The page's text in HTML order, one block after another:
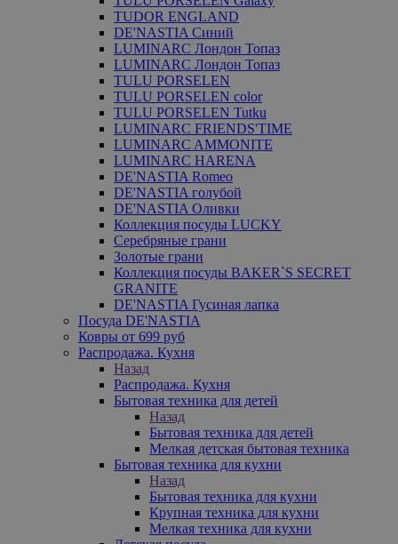
TUDOR ENGLAND
DE'NASTIA Синий
LUMINARC Лондон Топаз
LUMINARC Лондон Топаз
TULU PORSELEN
TULU PORSELEN color
TULU PORSELEN Tutku
LUMINARC FRIENDS'TIME
LUMINARC AMMONITE
LUMINARC HARENA
DE'NASTIA Romeo
DE'NASTIA голубой
DE'NASTIA Оливки
Коллекция посуды LUCKY
Серебряные грани
Золотые грани
Коллекция посуды BAKER`S SECRET
GRANITE
DE'NASTIA Гусиная лапка
Посуда DE'NASTIA
Ковры от 699 руб
Распродажа. Кухня
Назад
Распродажа. Кухня
Бытовая техника для детей
Назад
Бытовая техника для детей
Мелкая детская бытовая техника
Бытовая техника для кухни
Назад
Бытовая техника для кухни
Крупная техника для кухни
Мелкая техника для кухни